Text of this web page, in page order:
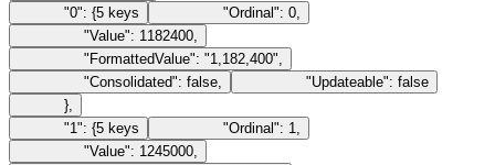
"0": {5 keys "Ordinal": 0,
"Value": 1182400,
"FormattedValue": "1,182,400",
"Consolidated": false, "Updateable": false
},
"1": {5 keys "Ordinal": 1,
"Value": 1245000,